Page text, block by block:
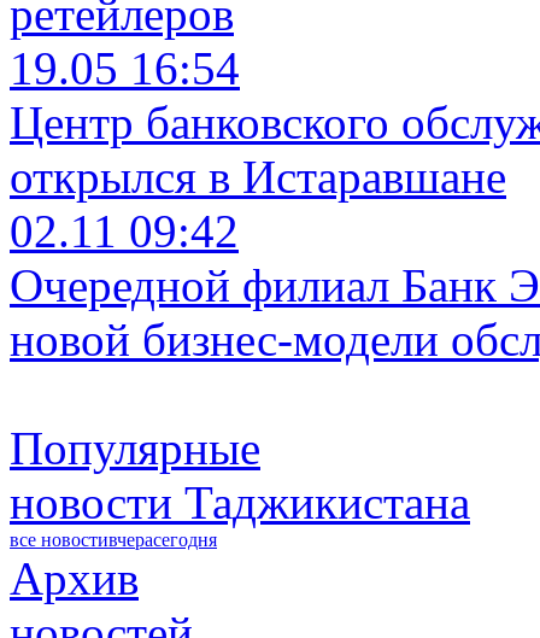
ретейлеров
19.05 16:54
Центр банковского
открылся в Истаравшане
02.11 09:42
Очередной филиал Банк
новой бизнес-модели
Популярные
новости Таджикистана
все новостивчерасегодня
Архив